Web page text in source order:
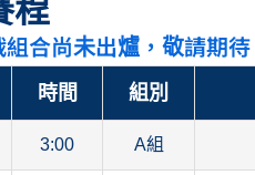
程
合尚未出爐，敬請期待
時間 組別
3:00 A組